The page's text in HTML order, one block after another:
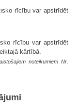
rīcību var apstrīdēt
rīcību var apstrīdēt
kārtībā.
noteikumiem Nr.